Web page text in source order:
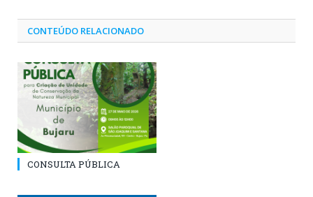
CONTEÚDO RELACIONADO
CONSULTA PÚBLICA